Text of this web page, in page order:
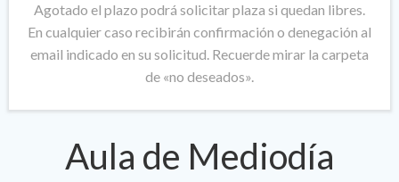
Agotado el plazo podrá solicitar plaza si quedan libres.
En cualquier caso recibirán confirmación o denegación al
email indicado en su solicitud. Recuerde mirar la carpeta
de «no deseados».
Aula de Mediodía